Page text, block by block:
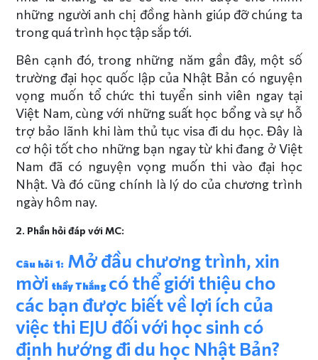
những người anh chị đồng hành giúp đỡ chúng ta
trong quá trình học tập sắp tới.
Bên cạnh đó, trong những năm gần đây, một số
trường đại học quốc lập của Nhật Bản có nguyện
vọng muốn tổ chức thi tuyển sinh viên ngay tại
Việt Nam, cùng với những suất học bổng và sự hỗ
trợ bảo lãnh khi làm thủ tục visa đi du học. Đây là
cơ hội tốt cho những bạn ngay từ khi đang ở Việt
Nam đã có nguyện vọng muốn thi vào đại học
Nhật. Và đó cũng chính là lý do của chương trình
ngày hôm nay.
2. Phần hỏi đáp với MC:
Câu hỏi 1: Mở đầu chương trình, xin
mờithầy Thắng có thể giới thiệu cho
các bạn được biết về lợi ích của
việc thi EJU đối với học sinh có
định hướng đi du học Nhật Bản?